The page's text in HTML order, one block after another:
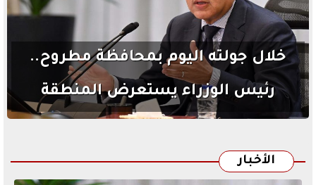
خلال جولته اليوم بمحافظة مطروح..
رئيس الوزراء يستعرض المنطقة
للخدمات الذكية
الأخبار